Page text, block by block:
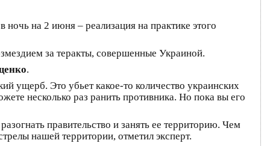
на 2 июня – реализация на практике этого
за теракты, совершенные Украиной.
.
ущерб. Это убьет какое-то количество украинских
несколько раз ранить противника. Но пока вы его
правительство и занять ее территорию. Чем
нашей территории, отметил эксперт.